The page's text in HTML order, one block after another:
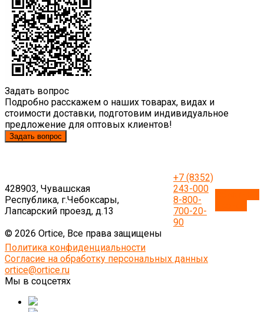
Задать вопрос
Подробно расскажем о наших товарах, видах и
стоимости доставки, подготовим индивидуальное
предложение для оптовых клиентов!
Задать вопрос
428903, Чувашская
Республика, г.Чебоксары,
Лапсарский проезд, д.13
+7 (8352)
243-000
8-800-
700-20-
90
© 2026 Ortice, Все права защищены
Политика конфиденциальности
Согласие на обработку персональных данных
ortice@ortice.ru
Мы в соцсетях